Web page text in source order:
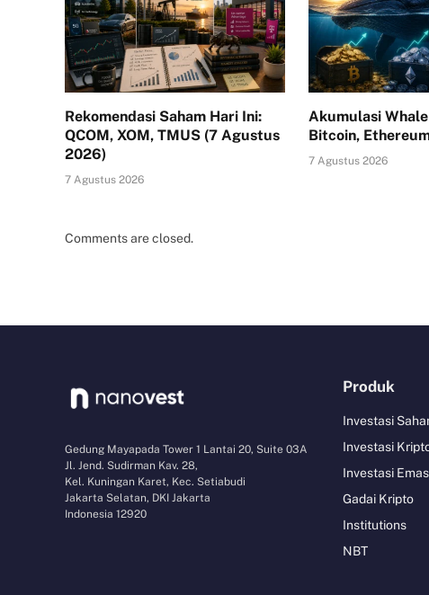
Rekomendasi Saham Hari Ini:
QCOM, XOM, TMUS (7 Agustus
2026)
7 Agustus 2026
Akumulasi
Bitcoin,
7 Agustus 2026
Comments are closed.
Gedung Mayapada Tower 1 Lantai 20, Suite 03A
Jl. Jend. Sudirman Kav. 28,
Kel. Kuningan Karet, Kec. Setiabudi
Jakarta Selatan, DKI Jakarta
Indonesia 12920
Produk
Investasi
Investasi
Investasi
Gadai Kripto
Institutions
NBT